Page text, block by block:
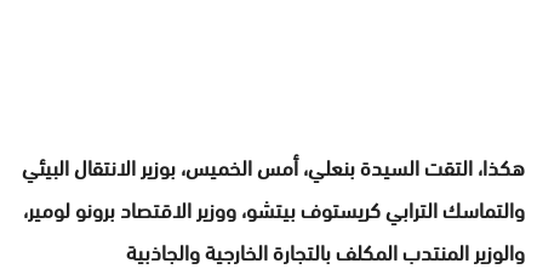
هكذا، التقت السيدة بنعلي، أمس الخميس، بوزير الانتقال البيئي
والتماسك الترابي كريستوف بيتشو، ووزير الاقتصاد برونو لومير،
والوزير المنتدب المكلف بالتجارة الخارجية والجاذبية